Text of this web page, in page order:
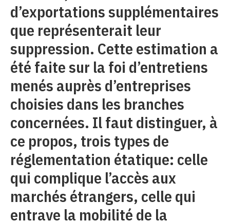
d’exportations supplémentaires
que représenterait leur
suppression. Cette estimation a
été faite sur la foi d’entretiens
menés auprès d’entreprises
choisies dans les branches
concernées. Il faut distinguer, à
ce propos, trois types de
réglementation étatique: celle
qui complique l’accès aux
marchés étrangers, celle qui
entrave la mobilité de la